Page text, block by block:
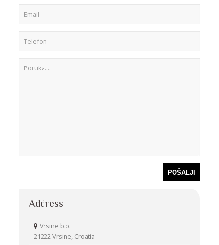
Address
Vrsine b.b.
21222 Vrsine, Croatia